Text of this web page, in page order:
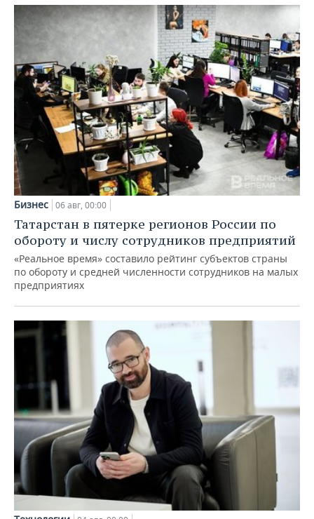
Бизнес 06 авг, 00:00
Татарстан в пятерке регионов России по
обороту и числу сотрудников предприятий
«Реальное время» составило рейтинг субъектов страны
по обороту и средней численности сотрудников на малых
предприятиях